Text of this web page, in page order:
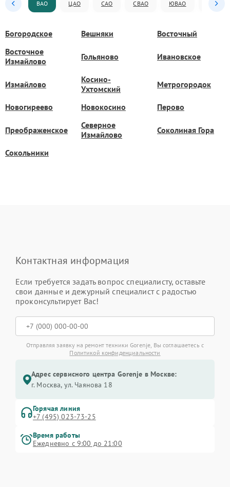
ВАО ЦАО САО СВАО ЮВАО ЮАО
Богородское Вешняки
Восточный
Восточное
Измайлово
Гольяново Ивановское
Измайлово
Косино-
Ухтомский
Метрогородок
Новогиреево Новокосино Перово
Преображенское
Северное
Измайлово
Соколиная Гора
Сокольники
Контактная информация
Если требуется задать вопрос специалисту, оставьте
свои данные и дежурный специалист с радостью
проконсультирует Вас!
Отправляя заявку на ремонт техники Gorenje, Вы соглашаетесь с
Политикой конфиденциальности
Адрес сервисного центра Gorenje в Москве:
г. Москва, ул. Чаянова 18
Горячая линия
+7 (495) 023-73-25
Время работы
Ежедневно с 9:00 до 21:00